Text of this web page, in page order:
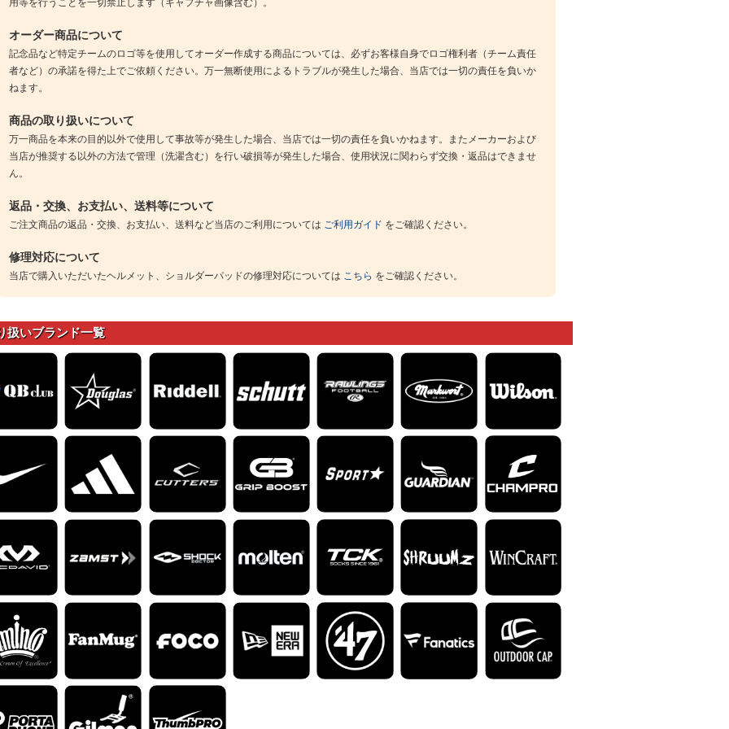
用等を行うことを一切禁止します（キャプチャ画像含む）。
オーダー商品について
記念品など特定チームのロゴ等を使用してオーダー作成する商品については、必ずお客様自身でロゴ権利者（チーム責任
者など）の承諾を得た上でご依頼ください。万一無断使用によるトラブルが発生した場合、当店では一切の責任を負いか
ねます。
商品の取り扱いについて
万一商品を本来の目的以外で使用して事故等が発生した場合、当店では一切の責任を負いかねます。またメーカーおよび
当店が推奨する以外の方法で管理（洗濯含む）を行い破損等が発生した場合、使用状況に関わらず交換・返品はできませ
ん。
返品・交換、お支払い、送料等について
ご注文商品の返品・交換、お支払い、送料など当店のご利用については ご利用ガイド をご確認ください。
修理対応について
当店で購入いただいたヘルメット、ショルダーパッドの修理対応については こちら をご確認ください。
扱いブランド一覧